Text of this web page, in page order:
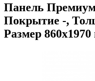
Панель
Покрытие -,
Размер